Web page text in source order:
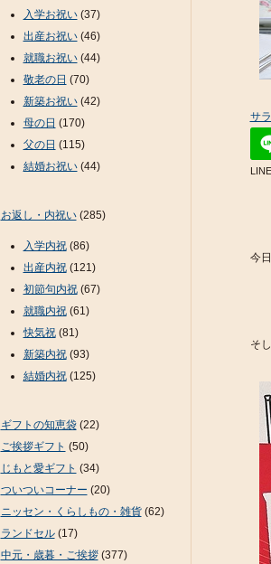
サ
今
そ
入学お祝い(37)
出産お祝い(46)
就職お祝い(44)
敬老の日 (70)
新築お祝い(42)
母の日 (170)
父の日 (115)
結婚お祝い(44)
お返し・内祝い(285)
入学内祝(86)
出産内祝(121)
初節句内祝(67)
就職内祝(61)
快気祝(81)
新築内祝(93)
結婚内祝(125)
ギフトの知恵袋(22)
ご挨拶ギフト (50)
じもと愛ギフト (34)
ついついコーナー (20)
ニッセン・くらしもの・雑貨(62)
ランドセル(17)
中元・歳暮・ご挨拶(377)